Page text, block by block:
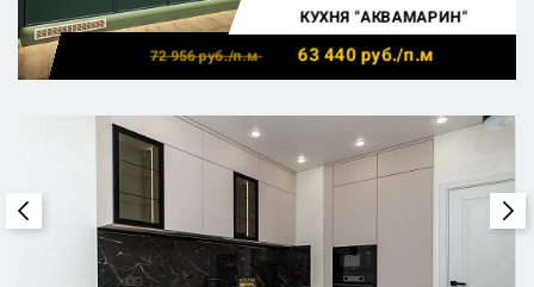
КУХНЯ "АКВАМАРИН"
72 956руб./п.м 63 440руб./п.м